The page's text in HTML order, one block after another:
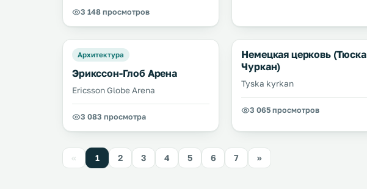
3 148 просмотров
Архитектура
Эрикссон-Глоб Арена
Ericsson Globe Arena
3 083 просмотра
Немецкая церковь (Тюска
Чуркан)
Tyska kyrkan
3 065 просмотров
« 1 2 3 4 5 6 7 »